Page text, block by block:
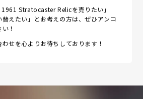
1961 Stratocaster Relicを売りたい」
替えたい」とお考えの方は、ぜひアンコ
！
せを心よりお待ちしております！